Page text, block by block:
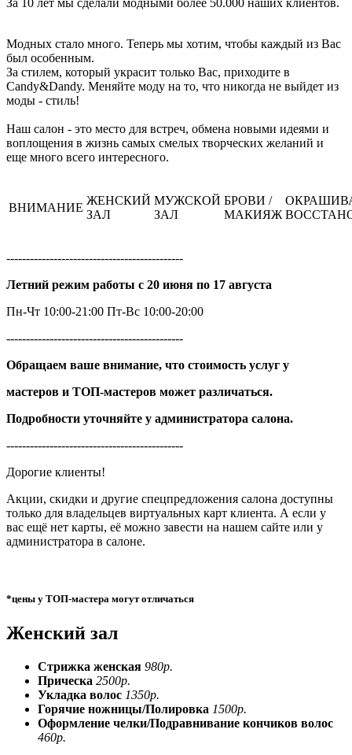
За 10 лет мы сделали модными более 50.000 наших клиентов.
Модных стало много. Теперь мы хотим, чтобы каждый из Вас
был особенным.
За стилем, который украсит только Вас, приходите в
Candy&Dandy. Меняйте моду на то, что никогда не выйдет из
моды - стиль!
Наш салон - это место для встреч, обмена новыми идеями и
воплощения в жизнь самых смелых творческих желаний и
еще много всего интересного.
ВНИМАНИЕ
ЖЕНСКИЙ
ЗАЛ
МУЖСКОЙ
ЗАЛ
БРОВИ /
МАКИЯЖ
---------------------------------------------
Летний режим работы с 20 июня по 17 августа
Пн-Чт 10:00-21:00 Пт-Вс 10:00-20:00
---------------------------------------------
Обращаем ваше внимание, что стоимость услуг у
мастеров и ТОП-мастеров может различаться.
Подробности уточняйте у администратора салона.
---------------------------------------------
Дорогие клиенты!
Акции, скидки и другие спецпредложения салона доступны
только для владельцев виртуальных карт клиента. А если у
вас ещё нет карты, её можно завести на нашем сайте или у
администратора в салоне.
*цены у ТОП-мастера могут отличаться
Женский зал
Стрижка женская 980р.
Прическа 2500р.
Укладка волос 1350р.
Горячие ножницы/Полировка 1500р.
Оформление челки/Подравнивание кончиков волос
460р.